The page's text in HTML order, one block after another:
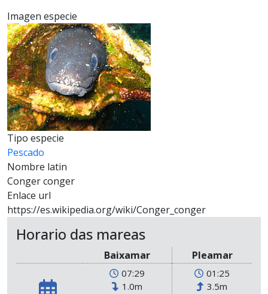
Imagen especie
Tipo especie
Pescado
Nombre latin
Conger conger
Enlace url
https://es.wikipedia.org/wiki/Conger_conger
Horario das mareas
Baixamar Pleamar
07:29
1.0m
01:25
3.5m